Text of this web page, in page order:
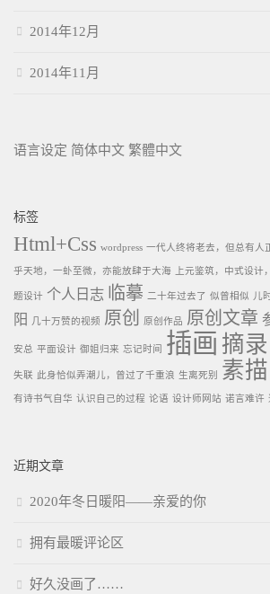
2014年12月
2014年11月
语言设定 简体中文 繁體中文
标签
Html+Css wordpress 一代人终将老去，但总有人
乎天地，一虲至微，亦能放肆于大海 上元鉴筑，中式设计
题设计 个人日志 临摹 二十年过去了 似曾相似 儿
阳
几十万赞的视频 原创 原创作品 原创文章
安总 平面设计 御姐归来 忘记时间 插画 摘录
失联 此身恰似弄潮儿，曾过了千重浪 生离死别 素描
有诗书气自华 认识自己的过程 论语 设计师网站 诺言难许
近期文章
2020年冬日暖阳——亲爱的你
拥有最暖评论区
好久没画了……